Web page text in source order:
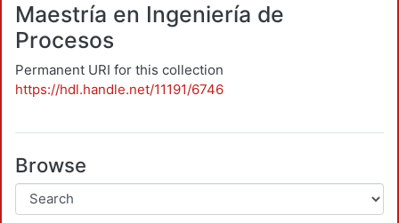
Maestría en Ingeniería de
Procesos
Permanent URI for this collection
https://hdl.handle.net/11191/6746
Browse